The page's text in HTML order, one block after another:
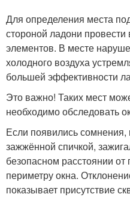
Для определения места
стороной ладони
элементов. В месте
холодного воздуха
большей эффективности
Это важно! Таких мест
необходимо обследовать
Если появились
зажжённой спичкой,
безопасном расстоянии
периметру окна.
показывает присутствие